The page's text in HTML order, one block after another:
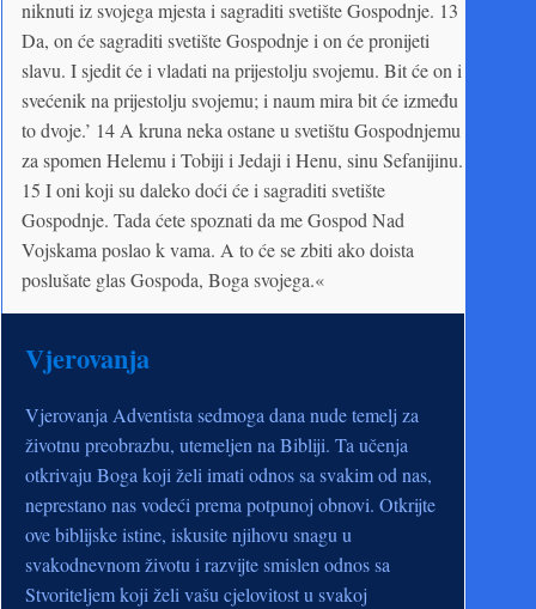
niknuti iz svojega mjesta i sagraditi svetište Gospodnje. 13
Da, on će sagraditi svetište Gospodnje i on će pronijeti
slavu. I sjedit će i vladati na prijestolju svojemu. Bit će on i
svećenik na prijestolju svojemu; i naum mira bit će između
to dvoje.’ 14 A kruna neka ostane u svetištu Gospodnjemu
za spomen Helemu i Tobiji i Jedaji i Henu, sinu Sefanijinu.
15 I oni koji su daleko doći će i sagraditi svetište
Gospodnje. Tada ćete spoznati da me Gospod Nad
Vojskama poslao k vama. A to će se zbiti ako doista
poslušate glas Gospoda, Boga svojega.«
Vjerovanja
Vjerovanja Adventista sedmoga dana nude temelj za
životnu preobrazbu, utemeljen na Bibliji. Ta učenja
otkrivaju Boga koji želi imati odnos sa svakim od nas,
neprestano nas vodeći prema potpunoj obnovi. Otkrijte
ove biblijske istine, iskusite njihovu snagu u
svakodnevnom životu i razvijte smislen odnos sa
Stvoriteljem koji želi vašu cjelovitost u svakoj